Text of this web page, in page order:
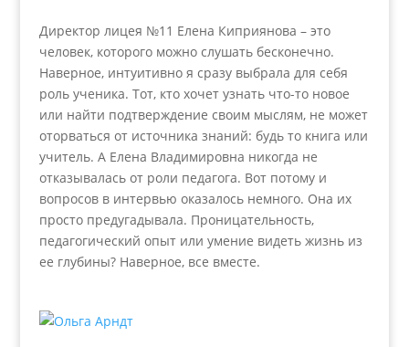
Директор лицея №11 Елена Киприянова – это
человек, которого можно слушать бесконечно.
Наверное, интуитивно я сразу выбрала для себя
роль ученика. Тот, кто хочет узнать что-то новое
или найти подтверждение своим мыслям, не может
оторваться от источника знаний: будь то книга или
учитель. А Елена Владимировна никогда не
отказывалась от роли педагога. Вот потому и
вопросов в интервью оказалось немного. Она их
просто предугадывала. Проницательность,
педагогический опыт или умение видеть жизнь из
ее глубины? Наверное, все вместе.